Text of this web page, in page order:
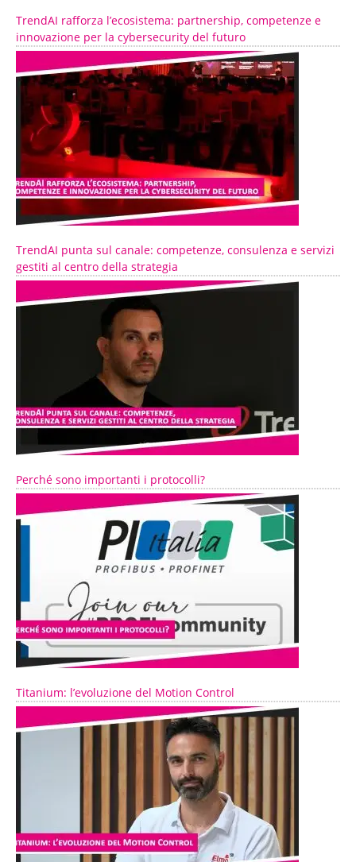
TrendAI rafforza l’ecosistema: partnership, competenze e
innovazione per la cybersecurity del futuro
TrendAI punta sul canale: competenze, consulenza e servizi
gestiti al centro della strategia
Perché sono importanti i protocolli?
Titanium: l’evoluzione del Motion Control